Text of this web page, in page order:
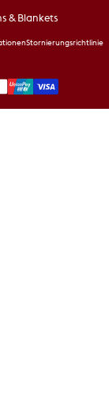
& Blankets
Stornierungsrichtlinie